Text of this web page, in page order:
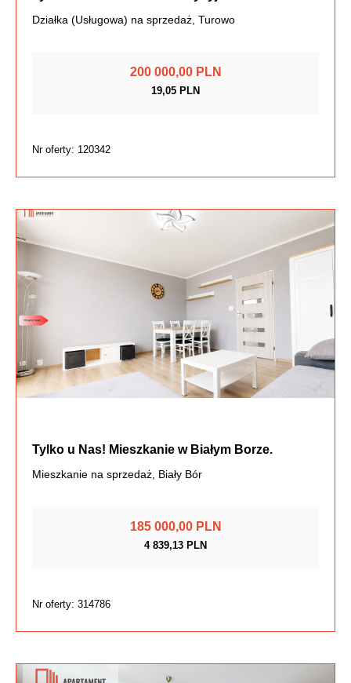
Działka (Usługowa) na sprzedaż, Turowo
200 000,00 PLN
19,05 PLN
Nr oferty: 120342
Tylko u Nas! Mieszkanie w Białym Borze.
Mieszkanie na sprzedaż, Biały Bór
185 000,00 PLN
4 839,13 PLN
Nr oferty: 314786